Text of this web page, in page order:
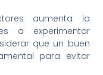
aumenta la
a experimentar
que un buen
para evitar